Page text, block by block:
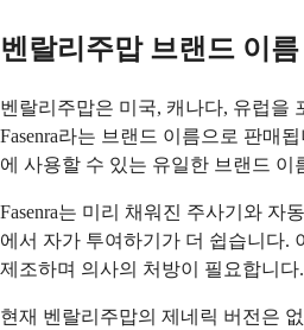
벤랄리주맙 브랜드 이름
벤랄리주맙은 미국, 캐나다, 유럽을
Fasenra라는 브랜드 이름으로 판매
에 사용할 수 있는 유일한 브랜드 이
Fasenra는 미리 채워진 주사기와 자
에서 자가 투여하기가 더 쉽습니다.
제조하며 의사의 처방이 필요합니다.
현재 벤랄리주맙의 제네릭 버전은